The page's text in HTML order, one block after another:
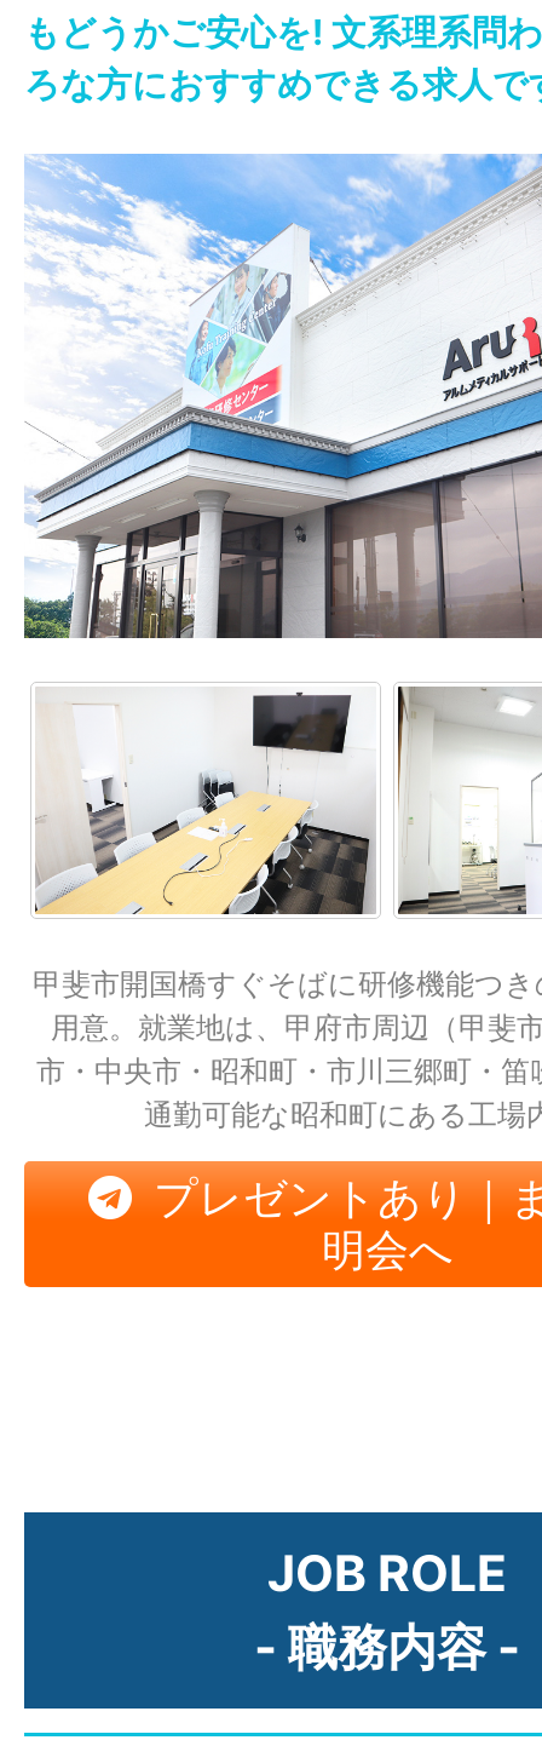
もどうかご安心を! 文系理系問
ろな方におすすめできる求人で
甲斐市開国橋すぐそばに研修機能つ
用意。就業地は、甲府市周辺（甲斐
市・中央市・昭和町・市川三郷町・
通勤可能な昭和町にある工場
プレゼントあり｜
明会へ
JOB ROLE
- 職務内容 -